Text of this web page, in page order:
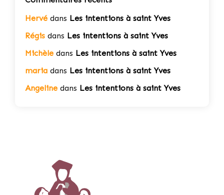
Hervé dans Les intentions à saint Yves
Régis dans Les intentions à saint Yves
Michèle dans Les intentions à saint Yves
maria dans Les intentions à saint Yves
Angeline dans Les intentions à saint Yves